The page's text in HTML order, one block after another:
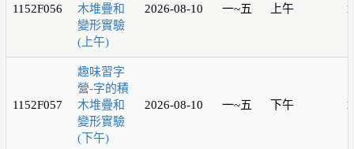
1152F056
木堆疊和
變形實驗
(上午)
2026-08-10 一~五 上午
1152F057
趣味習字
營-字的積
木堆疊和
變形實驗
(下午)
2026-08-10 一~五 下午